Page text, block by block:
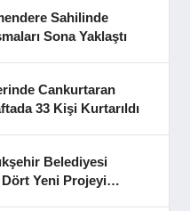
Sahilinde
Sona Yaklaştı
Cankurtaran
33 Kişi Kurtarıldı
Belediyesi
Yeni Projeyi